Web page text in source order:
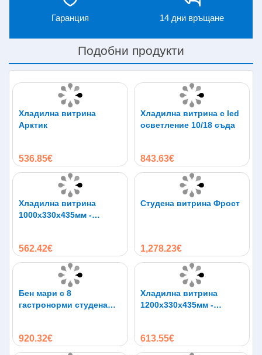
Гаранция 14 дни връщане
Подобни продукти
Хладилна витрина
Арктик
536.85€
Хладилна витрина с led
осветление 10/18 съда
843.63€
Хладилна витрина
1000х330х435мм -
562.42€
Студена витрина Фрост
1,278.23€
Бен мари с 8
гастронорми студена
920.32€
Хладилна витрина
1200х330х435мм -
613.55€